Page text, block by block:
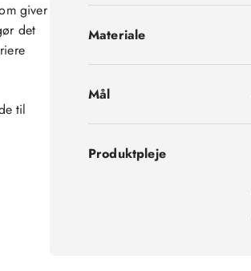
giver
det
til
Materiale
Mål
Produktpleje